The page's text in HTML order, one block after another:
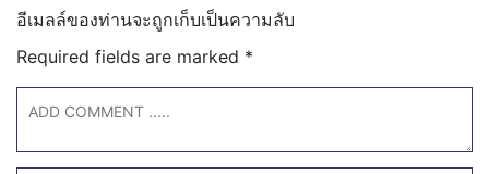
อีเมลล์ของท่านจะถูกเก็บเป็นความลับ
Required fields are marked *